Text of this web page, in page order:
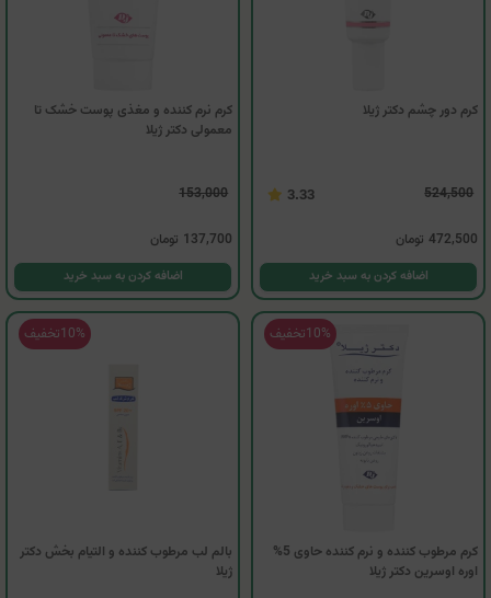
کرم دور چشم دکتر ژیلا
524,500
3.33
472,500 تومان
اضافه کردن به سبد خرید
کرم نرم کننده و مغذی پوست خشک تا
معمولی دکتر ژیلا
153,000
137,700 تومان
اضافه کردن به سبد خرید
10%تخفیف
کرم مرطوب کننده و نرم کننده حاوی 5%
اوره اوسرین دکتر ژیلا
10%تخفیف
بالم لب مرطوب کننده و التیام بخش دکتر
ژیلا